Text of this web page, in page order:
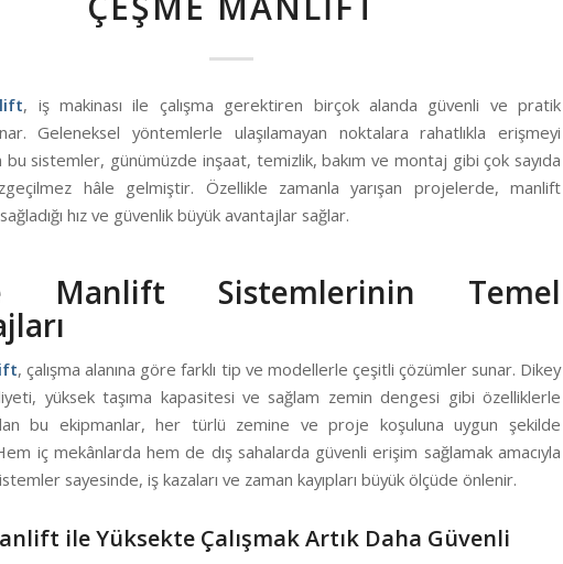
, iş makinası ile çalışma gerektiren birçok alanda güvenli ve pratik
Geleneksel yöntemlerle ulaşılamayan noktalara rahatlıkla erişmeyi
bu sistemler, günümüzde inşaat, temizlik, bakım ve montaj gibi çok sayıda
hâle gelmiştir. Özellikle zamanla yarışan projelerde, manlift
hız ve güvenlik büyük avantajlar sağlar.
Manlift Sistemlerinin Temel
, çalışma alanına göre farklı tip ve modellerle çeşitli çözümler sunar. Dikey
yüksek taşıma kapasitesi ve sağlam zemin dengesi gibi özelliklerle
bu ekipmanlar, her türlü zemine ve proje koşuluna uygun şekilde
iç mekânlarda hem de dış sahalarda güvenli erişim sağlamak amacıyla
sayesinde, iş kazaları ve zaman kayıpları büyük ölçüde önlenir.
ile Yüksekte Çalışmak Artık Daha Güvenli